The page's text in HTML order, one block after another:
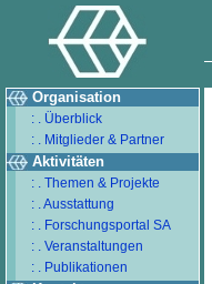
Organisation
: . Überblick
: . Mitglieder & Partner
Aktivitäten
: . Themen & Projekte
: . Ausstattung
: . Forschungsportal SA
: . Veranstaltungen
: . Publikationen